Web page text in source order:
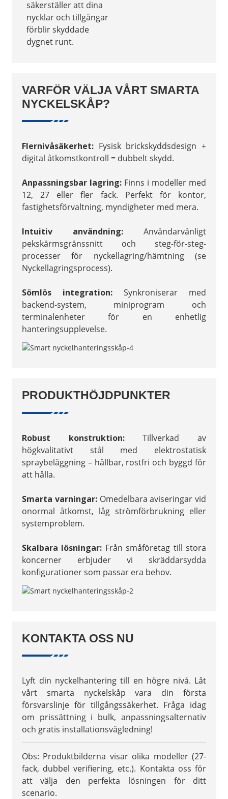
säkerställer att dina
nycklar och tillgångar
förblir skyddade
dygnet runt.
VARFÖR VÄLJA VÅRT SMARTA
NYCKELSKÅP?
Flernivåsäkerhet: Fysisk brickskyddsdesign +
digital åtkomstkontroll = dubbelt skydd.
Anpassningsbar lagring: Finns i modeller med
12, 27 eller fler fack. Perfekt för kontor,
fastighetsförvaltning, myndigheter med mera.
Intuitiv användning:
Användarvänligt
pekskärmsgränssnitt och steg-för-steg-
processer för nyckellagring/hämtning (se
Nyckellagringsprocess).
Sömlös integration:
Synkroniserar med
backend-system, miniprogram och
terminalenheter för en enhetlig
hanteringsupplevelse.
PRODUKTHÖJDPUNKTER
Robust konstruktion:
Tillverkad av
högkvalitativt stål med elektrostatisk
spraybeläggning – hållbar, rostfri och byggd för
att hålla.
Smarta varningar: Omedelbara aviseringar vid
onormal åtkomst, låg strömförbrukning eller
systemproblem.
Skalbara lösningar: Från småföretag till stora
koncerner erbjuder vi skräddarsydda
konfigurationer som passar era behov.
KONTAKTA OSS NU
Lyft din nyckelhantering till en högre nivå. Låt
vårt smarta nyckelskåp vara din första
försvarslinje för tillgångssäkerhet. Fråga idag
om prissättning i bulk, anpassningsalternativ
och gratis installationsvägledning!
Obs: Produktbilderna visar olika modeller (27-
fack, dubbel verifiering, etc.). Kontakta oss för
att välja den perfekta lösningen för ditt
scenario.